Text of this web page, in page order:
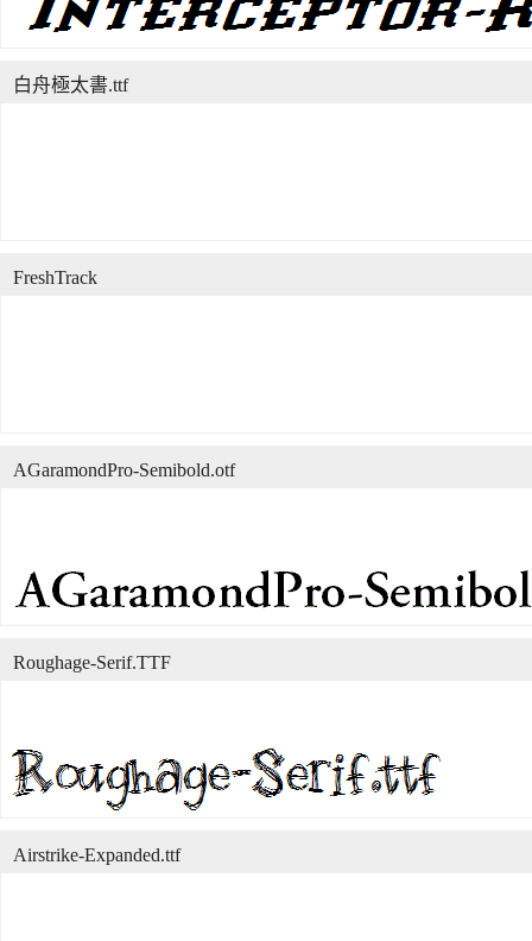
白舟極太書.ttf
FreshTrack
AGaramondPro-Semibold.otf
Roughage-Serif.TTF
Airstrike-Expanded.ttf